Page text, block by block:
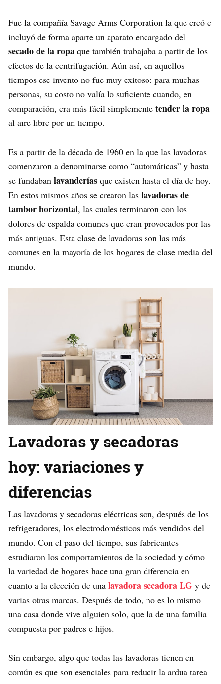
Fue la compañía Savage Arms Corporation la que creó e
incluyó de forma aparte un aparato encargado del
secado de la ropa que también trabajaba a partir de los
efectos de la centrifugación. Aún así, en aquellos
tiempos ese invento no fue muy exitoso: para muchas
personas, su costo no valía lo suficiente cuando, en
comparación, era más fácil simplemente tender la ropa
al aire libre por un tiempo.
Es a partir de la década de 1960 en la que las lavadoras
comenzaron a denominarse como “automáticas” y hasta
se fundaban lavanderías que existen hasta el día de hoy.
En estos mismos años se crearon las lavadoras de
tambor horizontal, las cuales terminaron con los
dolores de espalda comunes que eran provocados por las
más antiguas. Esta clase de lavadoras son las más
comunes en la mayoría de los hogares de clase media del
mundo.
Lavadoras y secadoras
hoy: variaciones y
diferencias
Las lavadoras y secadoras eléctricas son, después de los
refrigeradores, los electrodomésticos más vendidos del
mundo. Con el paso del tiempo, sus fabricantes
estudiaron los comportamientos de la sociedad y cómo
la variedad de hogares hace una gran diferencia en
cuanto a la elección de una lavadora secadora LG y de
varias otras marcas. Después de todo, no es lo mismo
una casa donde vive alguien solo, que la de una familia
compuesta por padres e hijos.
Sin embargo, algo que todas las lavadoras tienen en
común es que son esenciales para reducir la ardua tarea